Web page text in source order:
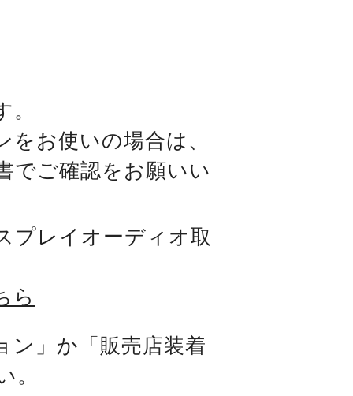
お使いの場合は、
でご確認をお願いい
プレイオーディオ取
ら
ン」か「販売店装着
。